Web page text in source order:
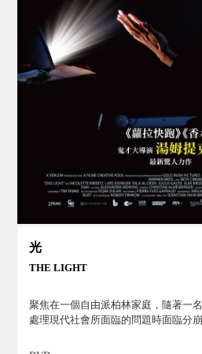
光
THE LIGHT
聚焦在一個自由派柏林家庭，隨著一
處理現代社會所面臨的問題時面臨分